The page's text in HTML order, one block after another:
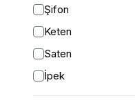
Şifon
Keten
Saten
İpek
Viskon